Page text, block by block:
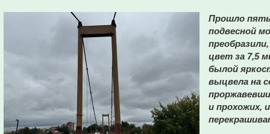
Прошло
подвесной
цвет за 7,5
былой
выцвела на
и прохожих,